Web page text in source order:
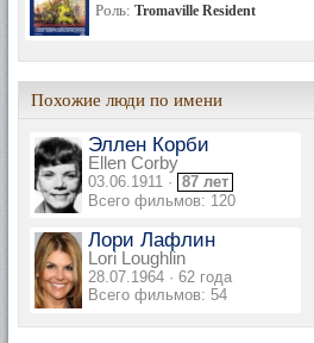
Роль: Tromaville Resident
Похожие люди по имени
Эллен Корби
Ellen Corby
03.06.1911 · 87 лет
Всего фильмов: 120
Лори Лафлин
Lori Loughlin
28.07.1964 · 62 года
Всего фильмов: 54